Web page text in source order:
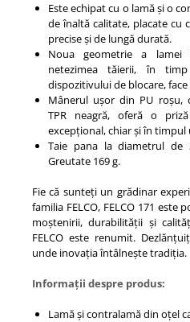
Este echipat cu o lamă și o
de înaltă calitate, placate cu
precise și de lungă durată.
Noua geometrie a lamei
netezimea tăierii, în
dispozitivului de blocare,
Mânerul ușor din PU roșu,
TPR neagră, oferă o
excepțional, chiar și în
Taie pana la diametrul de
Greutate 169 g.
Fie că sunteți un grădinar
familia FELCO, FELCO 171 este
moștenirii, durabilității și
FELCO este renumit.
unde inovația întâlnește tradiția.
Informații despre produs:
Lamă și contralamă din oțel